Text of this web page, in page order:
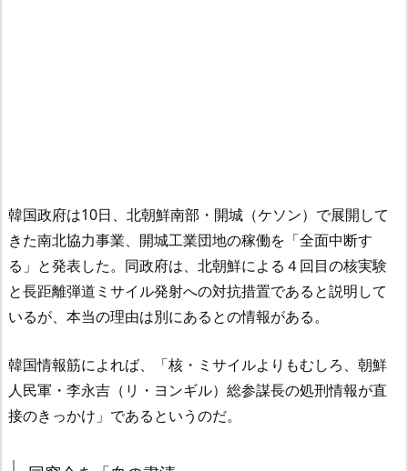
韓国政府は10日、北朝鮮南部・開城（ケソン）で展開して
きた南北協力事業、開城工業団地の稼働を「全面中断す
る」と発表した。同政府は、北朝鮮による４回目の核実験
と長距離弾道ミサイル発射への対抗措置であると説明して
いるが、本当の理由は別にあるとの情報がある。
韓国情報筋によれば、「核・ミサイルよりもむしろ、朝鮮
人民軍・李永吉（リ・ヨンギル）総参謀長の処刑情報が直
接のきっかけ」であるというのだ。